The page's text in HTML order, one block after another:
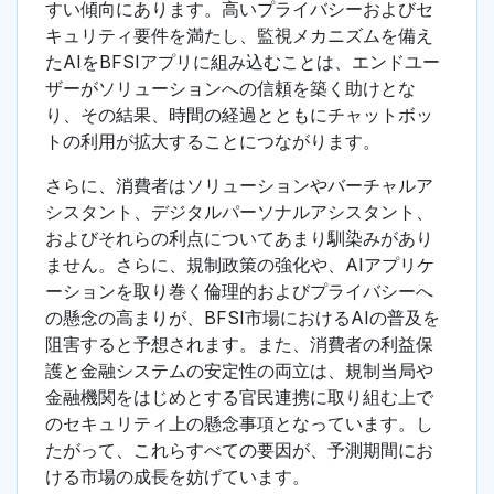
すい傾向にあります。高いプライバシーおよびセ
キュリティ要件を満たし、監視メカニズムを備え
たAIをBFSIアプリに組み込むことは、エンドユー
ザーがソリューションへの信頼を築く助けとな
り、その結果、時間の経過とともにチャットボッ
トの利用が拡大することにつながります。
さらに、消費者はソリューションやバーチャルア
シスタント、デジタルパーソナルアシスタント、
およびそれらの利点についてあまり馴染みがあり
ません。さらに、規制政策の強化や、AIアプリケ
ーションを取り巻く倫理的およびプライバシーへ
の懸念の高まりが、BFSI市場におけるAIの普及を
阻害すると予想されます。また、消費者の利益保
護と金融システムの安定性の両立は、規制当局や
金融機関をはじめとする官民連携に取り組む上で
のセキュリティ上の懸念事項となっています。し
たがって、これらすべての要因が、予測期間にお
ける市場の成長を妨げています。